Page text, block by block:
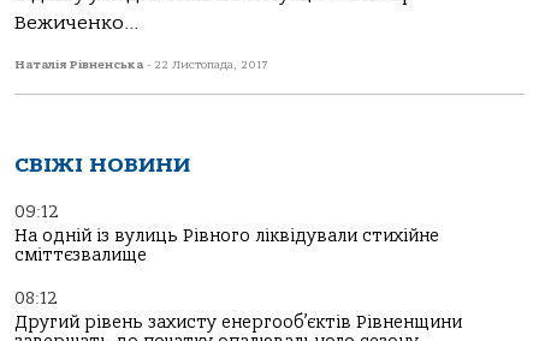
Вежиченко...
Наталія Рівненська - 22 Листопада, 2017
СВІЖІ НОВИНИ
09:12
На одній із вулиць Рівного ліквідували стихійне
сміттєзвалище
08:12
Другий рівень захисту енергооб’єктів Рівненщини